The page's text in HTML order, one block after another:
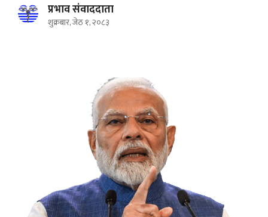
प्रभाव संवाददाता
शुक्रबार, जेठ १, २०८३